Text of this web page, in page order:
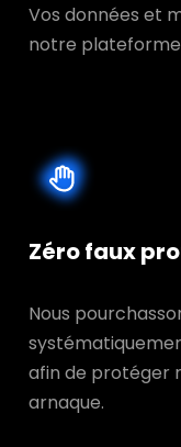
Vos données et
notre plateforme
Zéro faux
Nous
afin de protéger
arnaque.